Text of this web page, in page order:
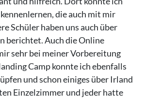
die auch mit mir
Schüler haben uns auch über
berichtet. Auch die Online
sehr bei meiner Vorbereitung
Camp konnte ich ebenfalls
und schon einiges über Irland
Einzelzimmer und jeder hatte